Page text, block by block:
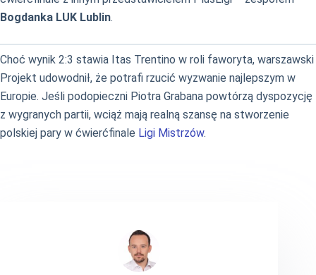
Bogdanka LUK Lublin.
Choć wynik 2:3 stawia Itas Trentino w roli faworyta, warszawski
Projekt udowodnił, że potrafi rzucić wyzwanie najlepszym w
Europie. Jeśli podopieczni Piotra Grabana powtórzą dyspozycję
z wygranych partii, wciąż mają realną szansę na stworzenie
polskiej pary w ćwierćfinale Ligi Mistrzów.